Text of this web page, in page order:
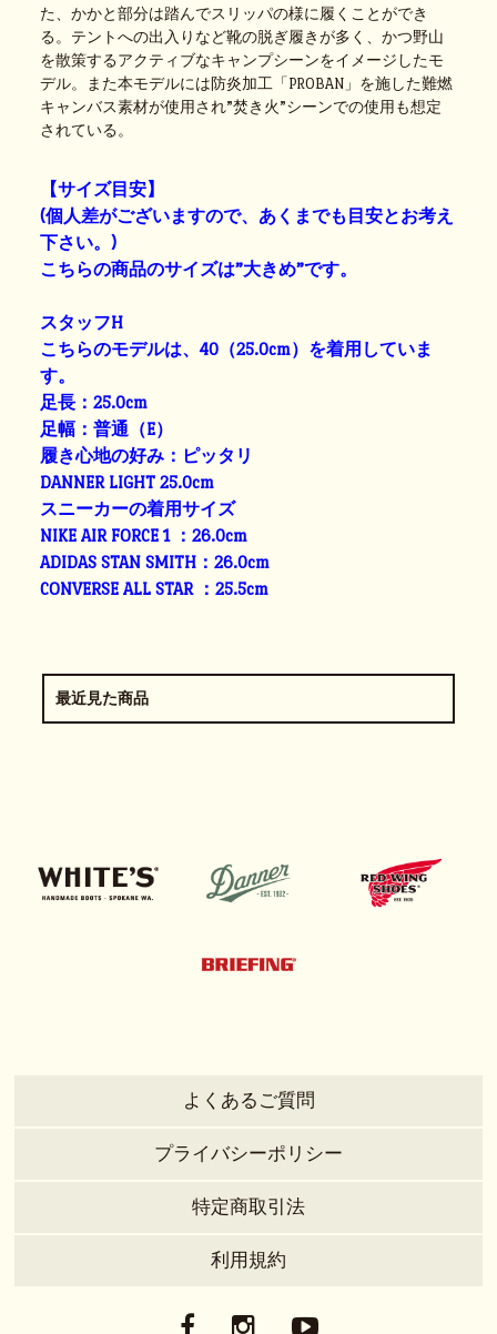
た、かかと部分は踏んでスリッパの様に履くことができ
る。テントへの出入りなど靴の脱ぎ履きが多く、かつ野山
を散策するアクティブなキャンプシーンをイメージしたモ
デル。また本モデルには防炎加工「PROBAN」を施した難燃
キャンバス素材が使用され”焚き火”シーンでの使用も想定
されている。
【サイズ目安】
(個人差がございますので、あくまでも目安とお考え
下さい。)
こちらの商品のサイズは”大きめ”です。
スタッフH
こちらのモデルは、40（25.0cm）を着用していま
す。
足長：25.0cm
足幅：普通（E）
履き心地の好み：ピッタリ
DANNER LIGHT 25.0cm
スニーカーの着用サイズ
NIKE AIR FORCE 1 ：26.0cm
ADIDAS STAN SMITH：26.0cm
CONVERSE ALL STAR ：25.5cm
最近見た商品
よくあるご質問
プライバシーポリシー
特定商取引法
利用規約